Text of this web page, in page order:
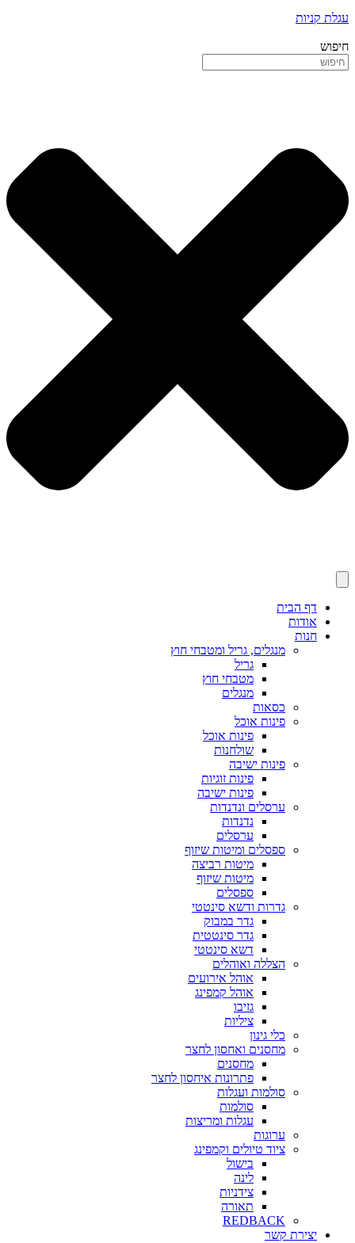
עגלת קניות
חיפוש
דף הבית
אודות
חנות
מנגלים, גריל ומטבחי חוץ
גריל
מטבחי חוץ
מנגלים
כסאות
פינות אוכל
פינות אוכל
שולחנות
פינות ישיבה
פינות זוגיות
פינות ישיבה
ערסלים ונדנדות
נדנדות
ערסלים
ספסלים ומיטות שיזוף
מיטות רביצה
מיטות שיזוף
ספסלים
גדרות ודשא סינטטי
גדר במבוק
גדר סינטטית
דשא סינטטי
הצללה ואוהלים
אוהל אירועים
אוהל קמפינג
גזיבו
ציליות
כלי גינון
מחסנים ואחסון לחצר
מחסנים
פתרונות איחסון לחצר
סולמות ועגלות
סולמות
עגלות ומריצות
ערוגות
ציוד טיולים וקמפינג
בישול
לינה
צידניות
תאורה
REDBACK
יצירת קשר